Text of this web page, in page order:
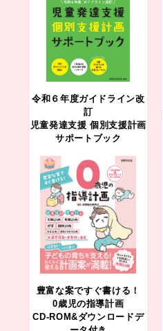
令和６年度ガイドライン改
訂
児童発達支援 個別支援計画
サポートブック
豊富な案ですぐ書ける！
0歳児の指導計画
CD-ROM&ダウンロードデ